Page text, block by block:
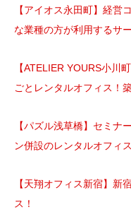
【アイオス永田町】経営
な業種の方が利用するサ
【ATELIER YOURS小川
ごとレンタルオフィス！
【パズル浅草橋】セミナ
ン併設のレンタルオフィ
【天翔オフィス新宿】新
ス！